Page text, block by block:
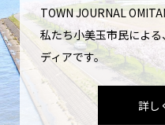
TOWN JOURNAL
私たち小美玉市民によ
ディアです。
詳し